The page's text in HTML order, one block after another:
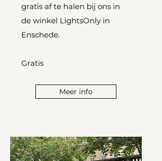
gratis af te halen bij ons in
de winkel LightsOnly in
Enschede.
Gratis
Meer info